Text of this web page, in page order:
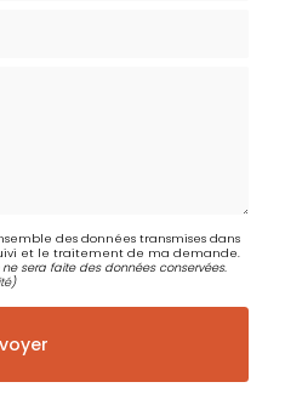
des données transmises dans
et le traitement de ma demande.
sera faite des données conservées.
)